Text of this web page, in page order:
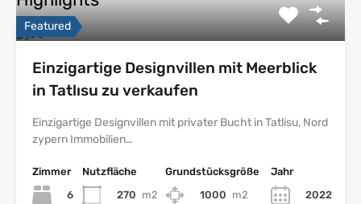
Featured
Einzigartige Designvillen mit Meerblick
in Tatlısu zu verkaufen
Einzigartige Designvillen mit privater Bucht in Tatlisu, Nord
zypern Immobilien…
Zimmer
6
Nutzfläche
270 m2
Grundstücksgröße
1000 m2
Jahr
2022